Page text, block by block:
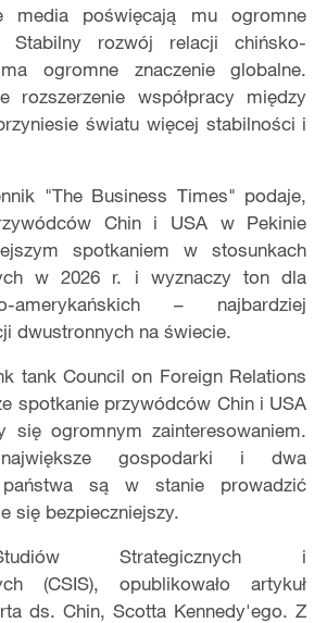
media poświęcają mu ogromne
Stabilny rozwój relacji chińsko-
ogromne znaczenie globalne.
rozszerzenie współpracy między
światu więcej stabilności i
"The Business Times" podaje,
Chin i USA w Pekinie
spotkaniem w stosunkach
w 2026 r. i wyznaczy ton dla
amerykańskich – najbardziej
dwustronnych na świecie.
tank Council on Foreign Relations
spotkanie przywódców Chin i USA
się ogromnym zainteresowaniem.
gospodarki i dwa
państwa są w stanie prowadzić
się bezpieczniejszy.
Strategicznych i
(CSIS), opublikowało artykuł
ds. Chin, Scotta Kennedy'ego. Z